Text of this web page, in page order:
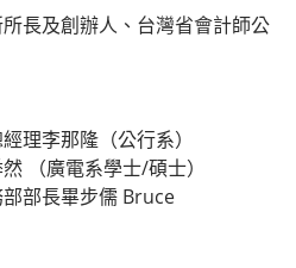
長及創辦人、台灣省會計師公
理李那隆（公行系）
（廣電系學士/碩士）
部長畢步儒 Bruce